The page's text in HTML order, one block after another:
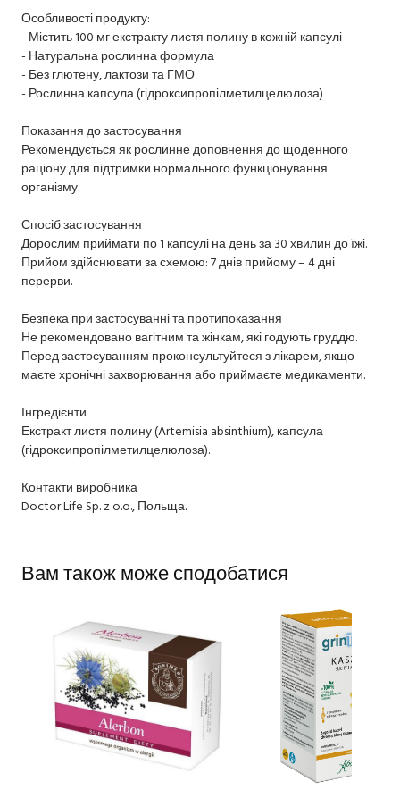
Особливості продукту:
- Містить 100 мг екстракту листя полину в кожній капсулі
- Натуральна рослинна формула
- Без глютену, лактози та ГМО
- Рослинна капсула (гідроксипропілметилцелюлоза)
Показання до застосування
Рекомендується як рослинне доповнення до щоденного
раціону для підтримки нормального функціонування
організму.
Спосіб застосування
Дорослим приймати по 1 капсулі на день за 30 хвилин до їжі.
Прийом здійснювати за схемою: 7 днів прийому – 4 дні
перерви.
Безпека при застосуванні та протипоказання
Не рекомендовано вагітним та жінкам, які годують груддю.
Перед застосуванням проконсультуйтеся з лікарем, якщо
маєте хронічні захворювання або приймаєте медикаменти.
Інгредієнти
Екстракт листя полину (Artemisia absinthium), капсула
(гідроксипропілметилцелюлоза).
Контакти виробника
Doctor Life Sp. z o.o., Польща.
Вам також може сподобатися